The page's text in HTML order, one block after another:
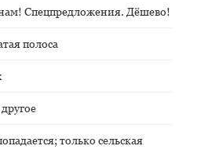
Спецпредложения. Дёшево!
полоса
только сельская